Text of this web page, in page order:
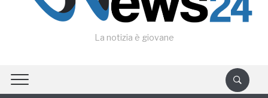
La notizia è giovane